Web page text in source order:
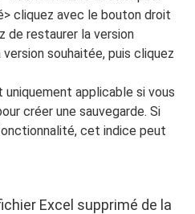
cliquez avec le bouton droit
de restaurer la version
souhaitée, puis cliquez
applicable si vous
créer une sauvegarde. Si
cet indice peut
Excel supprimé de la